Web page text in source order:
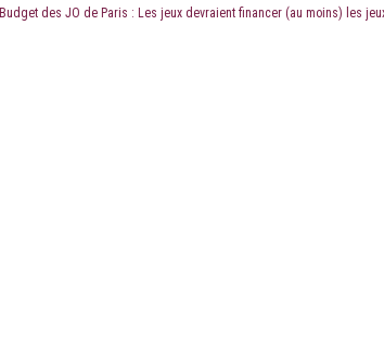
Budget des JO de Paris : Les jeux devraient financer (au moins) les